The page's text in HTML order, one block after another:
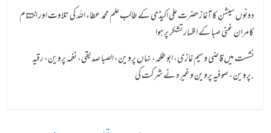
دونوں سیشن کا آغاز حضرت علی اکیڈمی کے طالب علم محمد عطاء اللہ کی تلاوت اور اختتام
کامران غنی صبا کے اظہار تشکر پر ہوا
نشست میں قاضی وسیم غازی، ابو طلحہ، نہاں پروین، الصبا صدیقی، نغمہ پروین، رقیہ
پروین، صوفیہ پروین وغیرہ نے شرکت کی.